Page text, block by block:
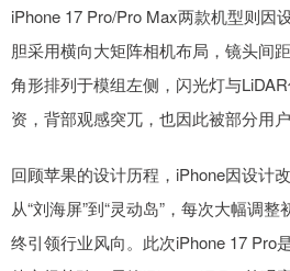
iPhone 17 Pro/Pro Max两款机型则因
胆采用横向大矩阵相机布局，镜头间
角形排列于模组左侧，闪光灯与
资，背部观感突兀，也因此被部分用户
回顾苹果的设计历程，iPhone因设计
从“刘海屏”到“灵动岛”，每次大幅调
终引领行业风向。此次iPhone 17 Pro